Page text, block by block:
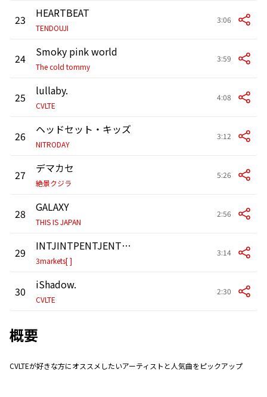
23 HEARTBEAT
TENDOUJI
3:06
24 Smoky pink world
The cold tommy
3:59
25 lullaby.
CVLTE
4:08
26 ヘッドセット・キッズ
NITRODAY
3:12
27 デマカセ
絶景クジラ
5:26
28 GALAXY
THIS IS JAPAN
2:56
29 INTJINTPENTJENTPINFJENFJINFPENFPISTJISFJESTJESFJESTPISTPISFPESFP
3markets[ ]
3:14
30 iShadow.
CVLTE
2:30
概要
CVLTEが好きな方にオススメしたいアーティストと人気曲をピックアップ